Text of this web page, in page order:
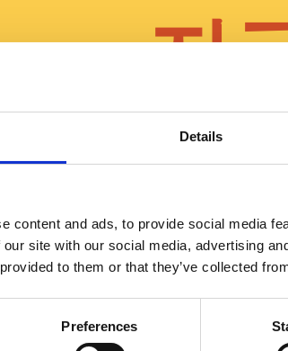
Details
content and ads, to provide social media
site with our social media, advertising
to them or that they’ve collected
Preferences
지